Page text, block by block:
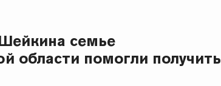
семье
области помогли получить